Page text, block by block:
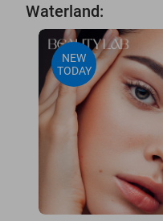
Waterland:
NEW
TODAY